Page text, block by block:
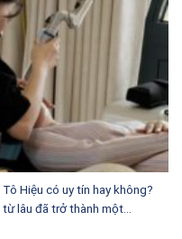
Hiệu có uy tín hay không?
lâu đã trở thành một...